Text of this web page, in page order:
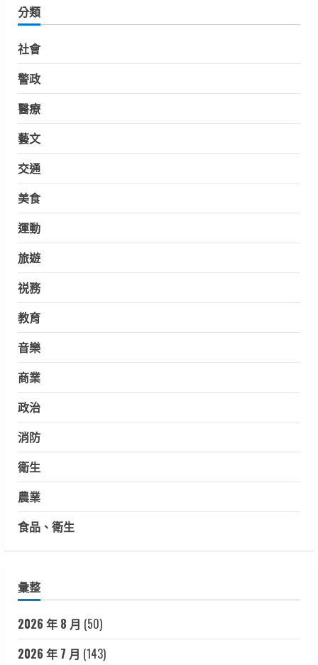
分類
社會
警政
醫療
藝文
交通
美食
運動
旅遊
祱務
教育
音樂
商業
政治
消防
衛生
農業
食品、衛生
彙整
2026 年 8 月 (50)
2026 年 7 月 (143)